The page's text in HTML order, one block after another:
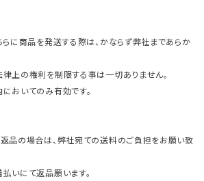
に商品を発送する際は、かならず弊社まであらか
上の権利を制限する事は一切ありません。
おいてのみ有効です。
品の場合は、弊社宛ての送料のご負担をお願い致
いにて返品願います。